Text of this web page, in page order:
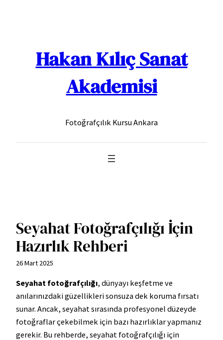
Hakan Kılıç Sanat
Akademisi
Fotoğrafçılık Kursu Ankara
Seyahat Fotoğrafçılığı İçin
Hazırlık Rehberi
26 Mart 2025
Seyahat fotoğrafçılığı, dünyayı keşfetme ve
anılarınızdaki güzellikleri sonsuza dek koruma fırsatı
sunar. Ancak, seyahat sırasında profesyonel düzeyde
fotoğraflar çekebilmek için bazı hazırlıklar yapmanız
gerekir. Bu rehberde, seyahat fotoğrafçılığı için